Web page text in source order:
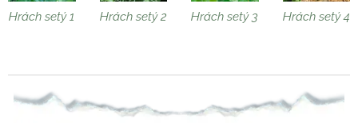
Hrách setý 1 Hrách setý 2 Hrách setý 3 Hrách setý 4